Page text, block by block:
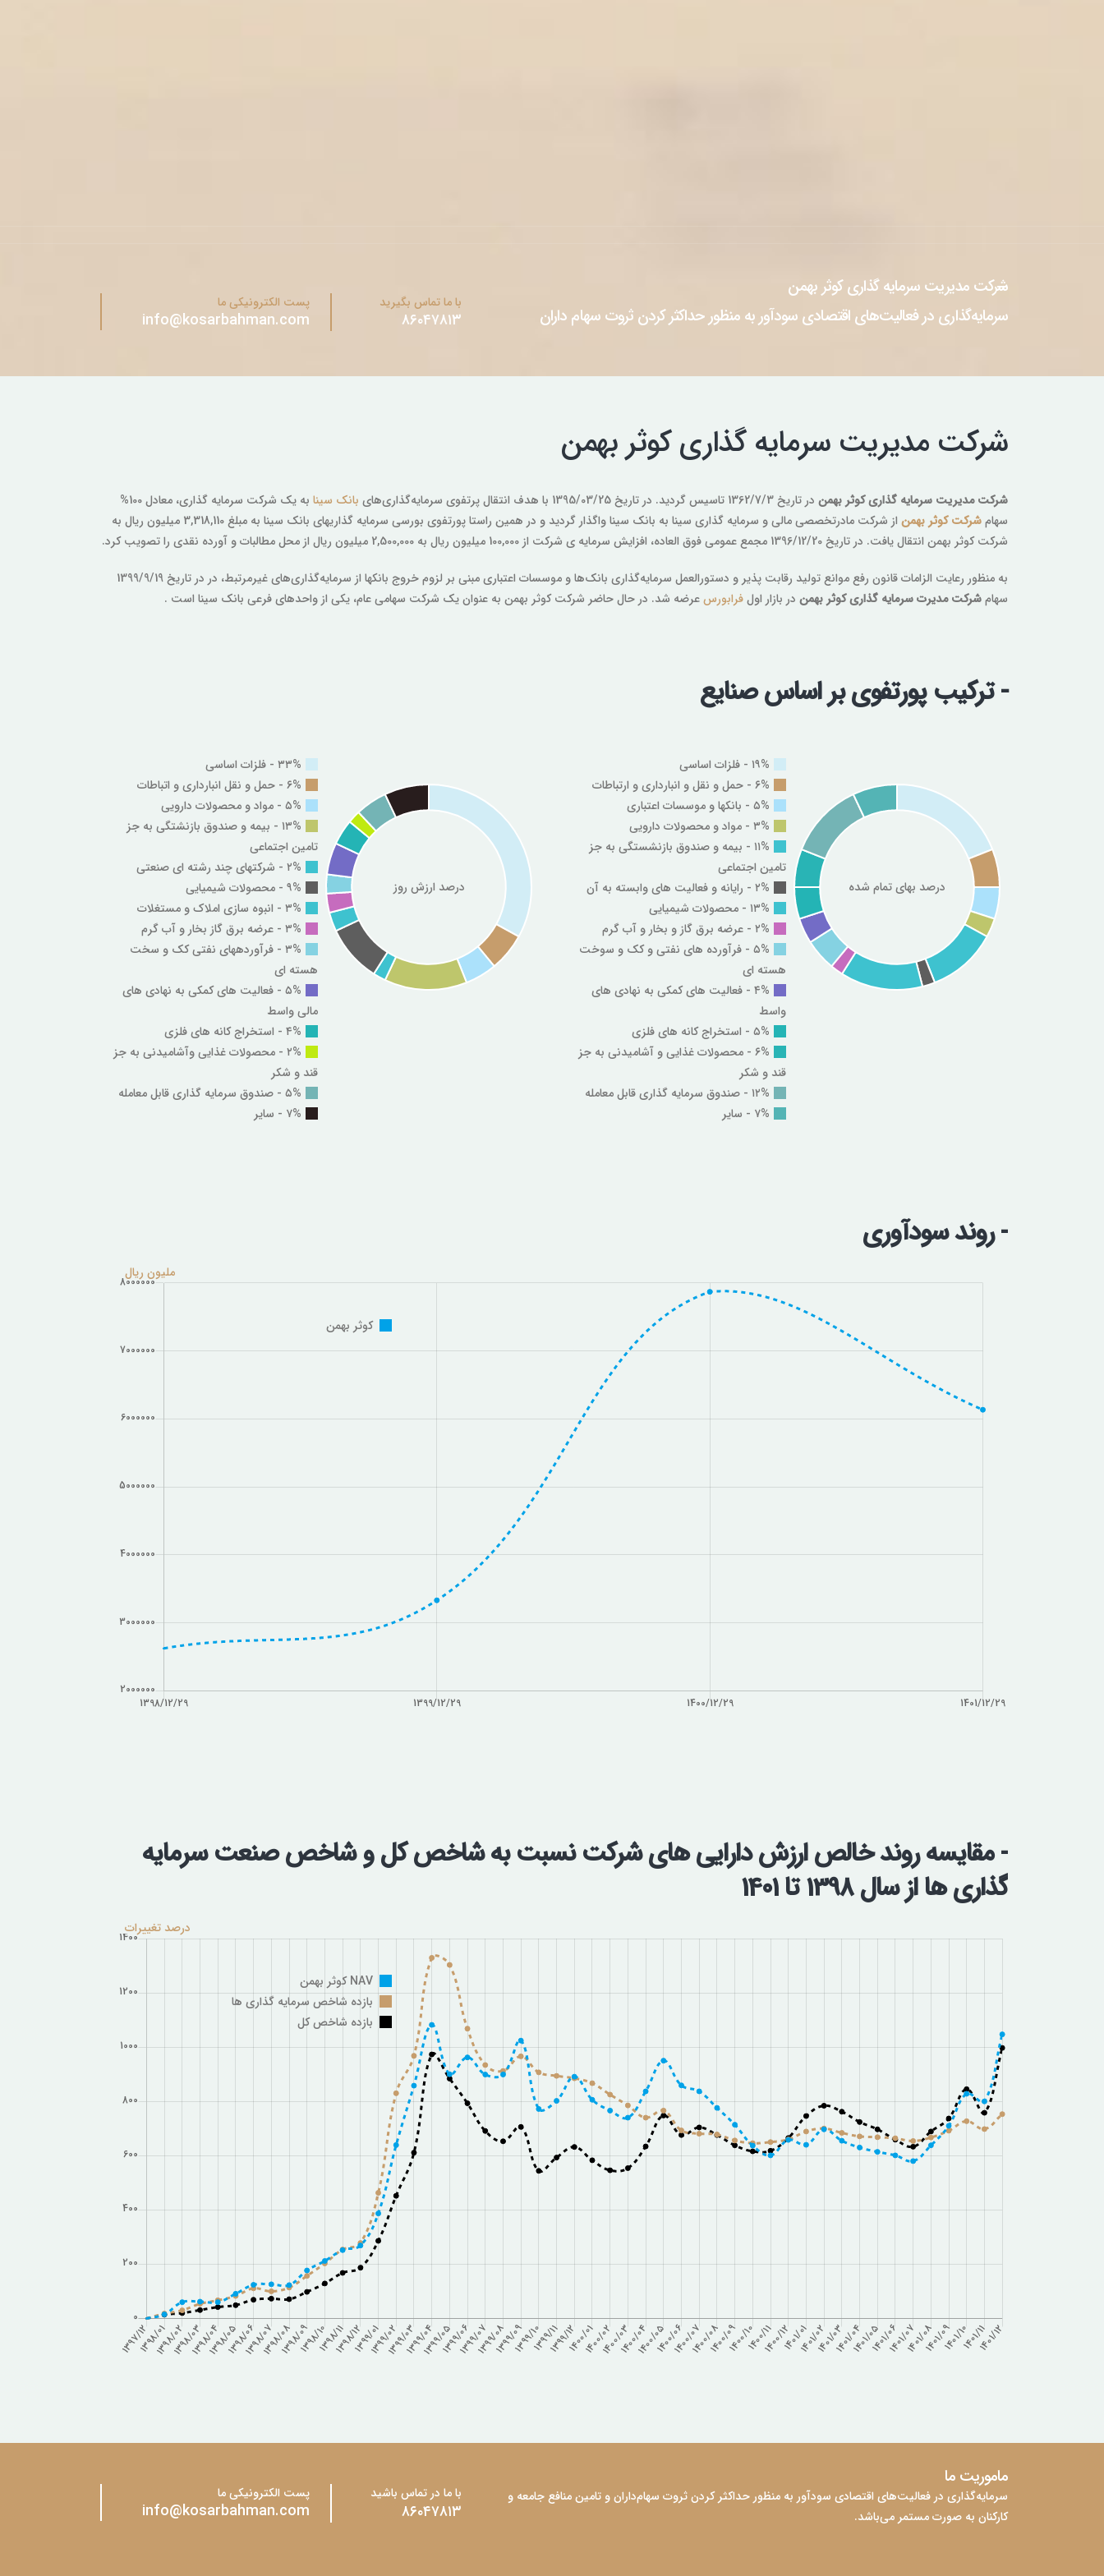
سرمایه­ گذاری در بورس اوراق بهادار از لحاظ بازدهی می­باشد.
چشم انداز ما رسیدن به جایگاه برترین شرکت
شرکت مدیریت سرمایه گذاری کوثر بهمن
سرمایه‌گذاری در فعالیت‌های اقتصادی سودآور به منظور حداکثر کردن ثروت سهام ‌‌‌داران
با ما تماس بگیرید
۸۶۰۴۷۸۱۳
پست الکترونیکی ما
info@kosarbahman.com
شرکت مدیریت سرمایه گذاری کوثر بهمن
شرکت مدیریت سرمایه گذاری کوثر بهمن در تاریخ 1362/7/3 تاسیس گردید. در تاریخ 1395/03/25 با هدف انتقال پرتفوی سرمایه­‌گذاری‌­های بانک سینا
به یک شرکت سرمایه گذاری، معادل 100%
سهامشرکت کوثر بهمن
از شرکت مادرتخصصی مالی و سرمایه گذاری سینا به بانک سینا واگذار گردید و در همین راستا پورتفوی بورسی سرمایه گذاری­های بانک سینا به مبلغ 3,318,110 میلیون ریال به
شرکت کوثر بهمن انتقال یافت. در تاریخ 1396/12/20 مجمع عمومی فوق العاده، افزایش سرمایه ی شرکت از 100,000 میلیون ریال به 2,500,000 میلیون ریال از محل مطالبات و آورده نقدی را تصویب کرد.
به منظور رعایت الزامات قانون رفع موانع تولید رقابت پذیر و دستورالعمل سرمایه­‌گذاری بانک‌ها و موسسات اعتباری مبنی بر لزوم خروج بانکها از سرمایه‌­گذاری­‌های غیرمرتبط، در در تاریخ 1399/9/19
سهامشرکت مدیرت سرمایه گذاری کوثر بهمن در بازار اولفرابورسعرضه شد. در حال حاضر شرکت کوثر بهمن به عنوان یک شرکت سهامی عام، یکی از واحدهای فرعی بانک سینا است .
- ترکیب پورتفوی بر اساس صنایع
درصد بهای تمام شده
۱۹% - فلزات اساسی
۶% - حمل و نقل و انبارداری و ارتباطات
۵% - بانکها و موسسات اعتباری
۳% - مواد و محصولات دارویی
۱۱% - بیمه و صندوق بازنشستگی به جز
تامین اجتماعی
۲% - رایانه و فعالیت های وابسته به آن
۱۳% - محصولات شیمیایی
۲% - عرضه برق گاز و بخار و آب گرم
۵% - فرآورده های نفتی و کک و سوخت
هسته ای
۴% - فعالیت های کمکی به نهادی های
واسط
۵% - استخراج کانه های فلزی
۶% - محصولات غذایی و آشامیدنی به جز
قند و شکر
۱۲% - صندوق سرمایه گذاری قابل معامله
۷% - سایر
درصد ارزش روز
۳۳% - فلزات اساسی
۶% - حمل و نقل انبارداری و اتباطات
۵% - مواد و محصولات دارویی
۱۳% - بیمه و صندوق بازنشتگی به جز
تامین اجتماعی
۲% - شرکتهای چند رشته ای صنعتی
۹% - محصولات شیمیایی
۳% - انبوه سازی املاک و مستغلات
۳% - عرضه برق گاز بخار و آب گرم
۳% - فرآوردههای نفتی کک و سخت
هسته ای
۵% - فعالیت های کمکی به نهادی های
مالی واسط
۴% - استخراج کانه های فلزی
۲% - محصولات غذایی وآشامیدنی به جز
قند و شکر
۵% - صندوق سرمایه گذاری قابل معامله
۷% - سایر
- روند سودآوری
ملیون ریال
کوثر بهمن
- مقایسه روند خالص ارزش دارایی های شرکت نسبت به شاخص کل و شاخص صنعت سرمایه
گذاری ها از سال 1398 تا 1401
درصد تغییرات
NAV کوثر بهمن
بازده شاخص سرمایه گذاری ها
بازده شاخص کل
ماموریت ما
سرمایه‌گذاری در فعالیت‌های اقتصادی سودآور به منظور حداکثر کردن ثروت سهام‌داران و تامین منافع جامعه و
کارکنان به‌ صورت مستمر می‌باشد.
با ما در تماس باشید
۸۶۰۴۷۸۱۳
پست الکترونیکی ما
info@kosarbahman.com